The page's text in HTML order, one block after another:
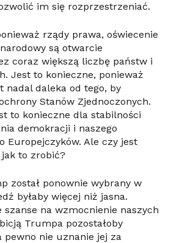
im się rozprzestrzeniać.
rządy prawa, oświecenie
są otwarcie
coraz większą liczbę państw i
Jest to konieczne, ponieważ
nadal daleka od tego, by
Stanów Zjednoczonych.
to konieczne dla stabilności
demokracji i naszego
Europejczyków. Ale czy jest
to zrobić?
został ponownie wybrany w
byłaby więcej niż jasna.
szanse na wzmocnienie naszych
Trumpa pozostałoby
pewno nie uznanie jej za